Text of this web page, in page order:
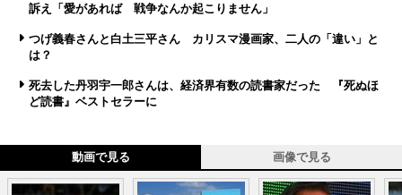
訴え「愛があれば 戦争なんか起こりません」
つげ義春さんと白土三平さん カリスマ漫画家、二人の「違い」と
は？
死去した丹羽宇一郎さんは、経済界有数の読書家だった 『死ぬほ
ど読書』ベストセラーに
動画で見る 画像で見る